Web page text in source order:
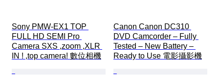
Sony PMW-EX1 TOP
FULL HD SEMI Pro
Camera SXS ,zoom ,XLR
IN ! ,top camera! 數位相機
Canon Canon DC310
DVD Camcorder – Fully
Tested – New Battery –
Ready to Use 電影攝影機